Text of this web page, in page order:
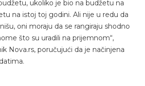
ukoliko je bio na budžetu na
na istoj toj godini. Ali nije u redu da
oni moraju da se rangiraju shodno
što su uradili na prijemnom“,
Nova.rs, poručujući da je načinjena